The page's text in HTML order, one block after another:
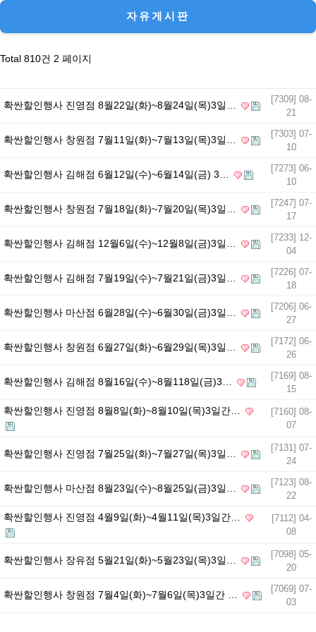
자유게시판
Total 810건 2 페이지
확싼할인행사 진영점 8월22일(화)~8월24일(목)3일…
[7309] 08-
21
확싼할인행사 창원점 7월11일(화)~7월13일(목)3일…
[7303] 07-
10
확싼할인행사 김해점 6월12일(수)~6월14일(금) 3…
[7273] 06-
10
확싼할인행사 창원점 7월18일(화)~7월20일(목)3일…
[7247] 07-
17
확싼할인행사 김해점 12월6일(수)~12월8일(금)3일…
[7233] 12-
04
확싼할인행사 김해점 7월19일(수)~7월21일(금)3일…
[7226] 07-
18
확싼할인행사 마산점 6월28일(수)~6월30일(금)3일…
[7206] 06-
27
확싼할인행사 창원점 6월27일(화)~6월29일(목)3일…
[7172] 06-
26
확싼할인행사 김해점 8월16일(수)~8월118일(금)3…
[7169] 08-
15
확싼할인행사 진영점 8월8일(화)~8월10일(목)3일간…
[7160] 08-
07
확싼할인행사 진영점 7월25일(화)~7월27일(목)3일…
[7131] 07-
24
확싼할인행사 마산점 8월23일(수)~8월25일(금)3일…
[7123] 08-
22
확싼할인행사 진영점 4월9일(화)~4월11일(목)3일간…
[7112] 04-
08
확싼할인행사 장유점 5월21일(화)~5월23일(목)3일…
[7098] 05-
20
확싼할인행사 창원점 7월4일(화)~7월6일(목)3일간 …
[7069] 07-
03